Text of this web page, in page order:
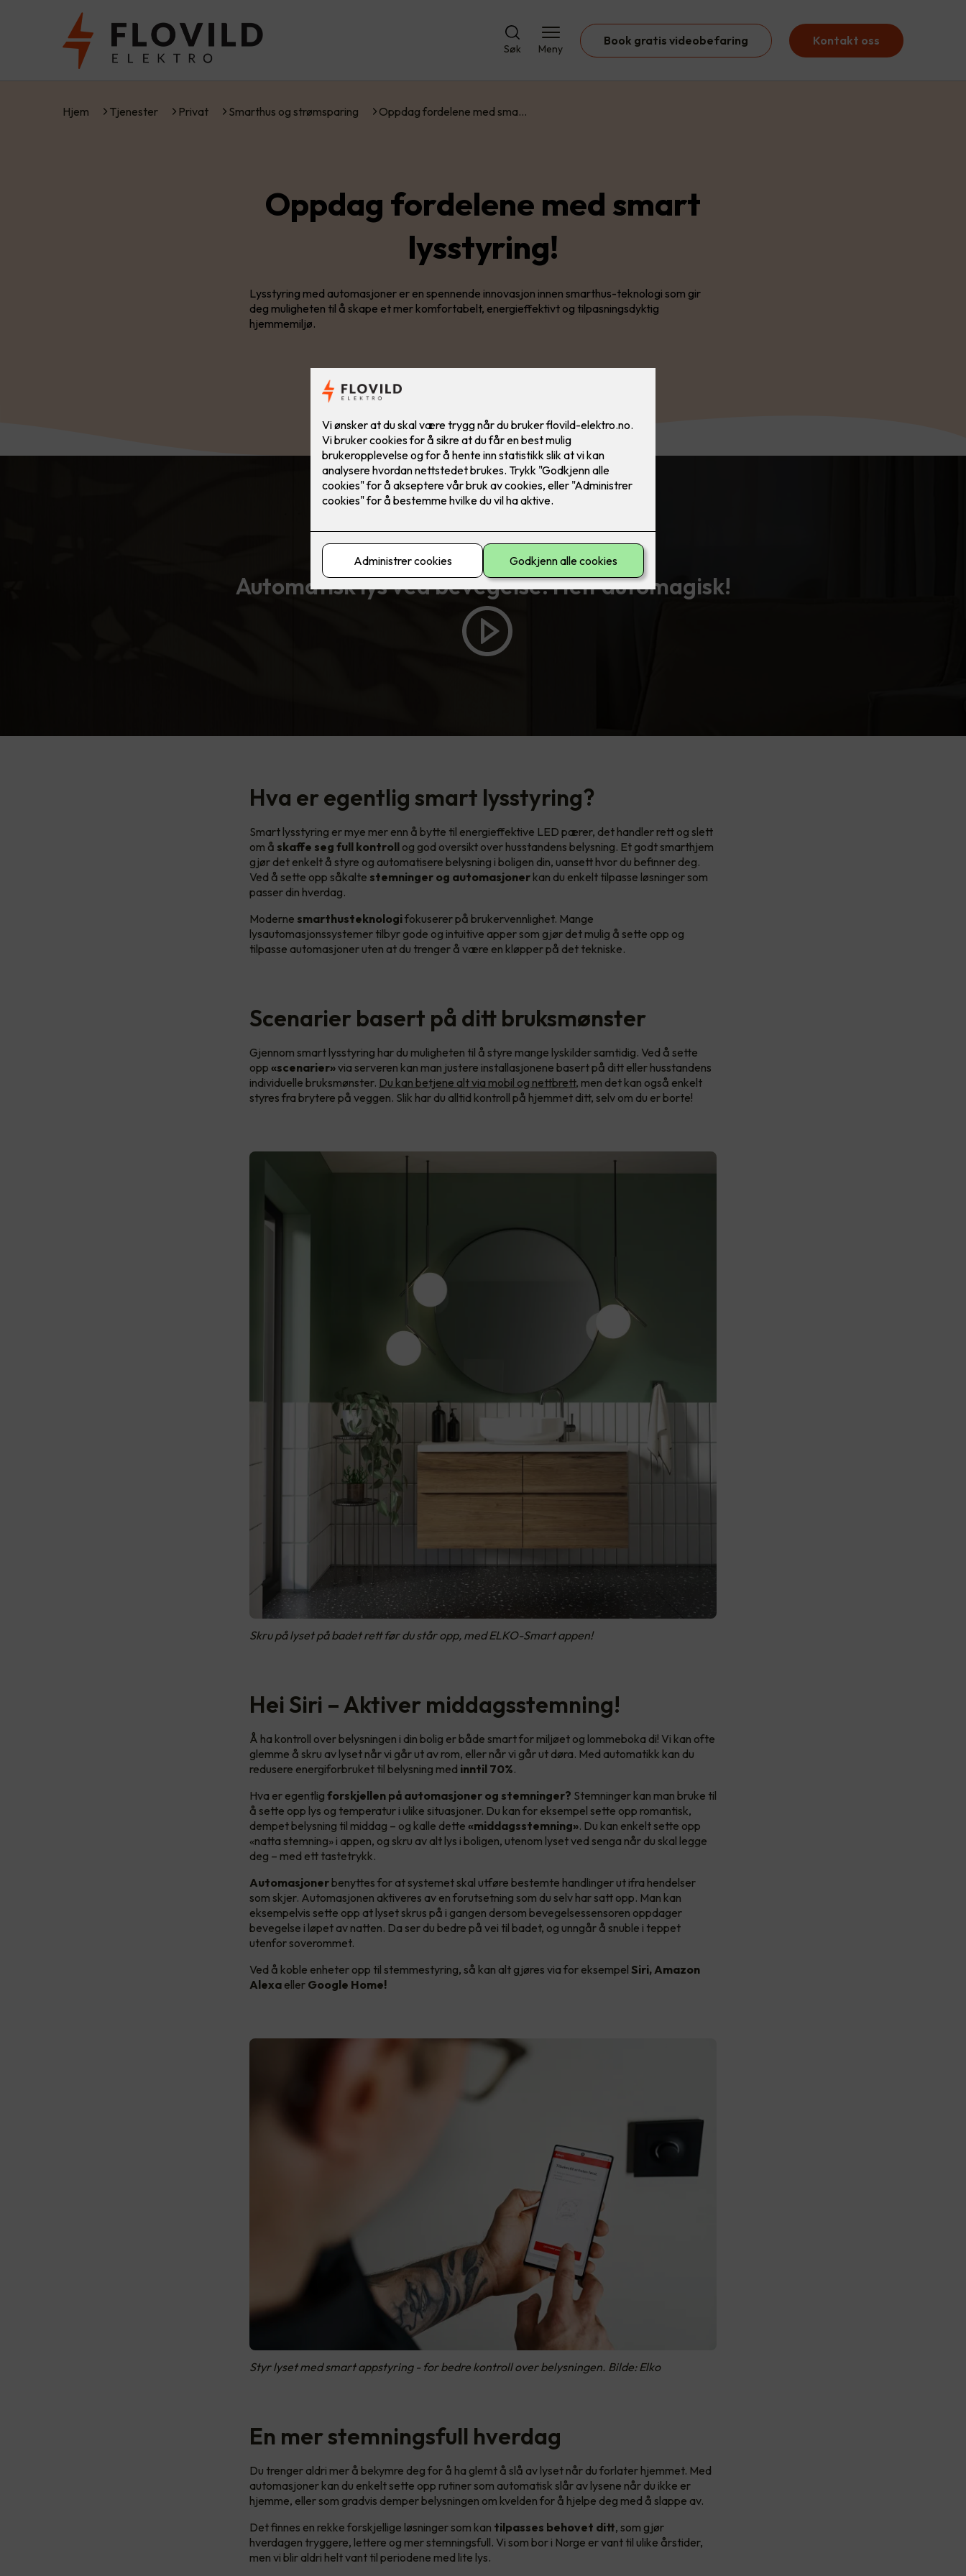
Søk Meny
Book gratis videobefaring Kontakt oss
Hjem Tjenester Privat Smarthus og strømsparing Oppdag fordelene med sma…
Oppdag fordelene med smart
lysstyring!
Lysstyring med automasjoner er en spennende innovasjon innen smarthus-teknologi som gir
deg muligheten til å skape et mer komfortabelt, energieffektivt og tilpasningsdyktig
hjemmemiljø.
ELKO Smart
Automatisk lys ved bevegelse. Helt automagisk!
Hva er egentlig smart lysstyring?
Smart lysstyring er mye mer enn å bytte til energieffektive LED pærer, det handler rett og slett
om å skaffe seg full kontroll og god oversikt over husstandens belysning. Et godt smarthjem
gjør det enkelt å styre og automatisere belysning i boligen din, uansett hvor du befinner deg.
Ved å sette opp såkalte stemninger og automasjoner kan du enkelt tilpasse løsninger som
passer din hverdag.
Moderne smarthusteknologifokuserer på brukervennlighet. Mange
lysautomasjonssystemer tilbyr gode og intuitive apper som gjør det mulig å sette opp og
tilpasse automasjoner uten at du trenger å være en kløpper på det tekniske.
Scenarier basert på ditt bruksmønster
Gjennom smart lysstyring har du muligheten til å styre mange lyskilder samtidig. Ved å sette
opp «scenarier»via serveren kan man justere installasjonene basert på ditt eller husstandens
individuelle bruksmønster. Du kan betjene alt via mobil og nettbrett, men det kan også enkelt
styres fra brytere på veggen. Slik har du alltid kontroll på hjemmet ditt, selv om du er borte!
Skru på lyset på badet rett før du står opp, med ELKO-Smart appen!
Hei Siri – Aktiver middagsstemning!
Å ha kontroll over belysningen i din bolig er både smart for miljøet og lommeboka di! Vi kan ofte
glemme å skru av lyset når vi går ut av rom, eller når vi går ut døra. Med automatikk kan du
redusere energiforbruket til belysning med inntil 70%.
Hva er egentlig forskjellen på automasjoner og stemninger? Stemninger kan man bruke til
å sette opp lys og temperatur i ulike situasjoner. Du kan for eksempel sette opp romantisk,
dempet belysning til middag – og kalle dette «middagsstemning». Du kan enkelt sette opp
«natta stemning» i appen, og skru av alt lys i boligen, utenom lyset ved senga når du skal legge
deg – med ett tastetrykk.
Automasjonerbenyttes for at systemet skal utføre bestemte handlinger ut ifra hendelser
som skjer. Automasjonen aktiveres av en forutsetning som du selv har satt opp. Man kan
eksempelvis sette opp at lyset skrus på i gangen dersom bevegelsessensoren oppdager
bevegelse i løpet av natten. Da ser du bedre på vei til badet, og unngår å snuble i teppet
utenfor soverommet.
Ved å koble enheter opp til stemmestyring, så kan alt gjøres via for eksempel Siri, Amazon
Alexa eller Google Home!
Styr lyset med smart appstyring - for bedre kontroll over belysningen. Bilde: Elko
En mer stemningsfull hverdag
Du trenger aldri mer å bekymre deg for å ha glemt å slå av lyset når du forlater hjemmet. Med
automasjoner kan du enkelt sette opp rutiner som automatisk slår av lysene når du ikke er
hjemme, eller som gradvis demper belysningen om kvelden for å hjelpe deg med å slappe av.
Det finnes en rekke forskjellige løsninger som kan tilpasses behovet ditt, som gjør
hverdagen tryggere, lettere og mer stemningsfull. Vi som bor i Norge er vant til ulike årstider,
men vi blir aldri helt vant til periodene med lite lys.